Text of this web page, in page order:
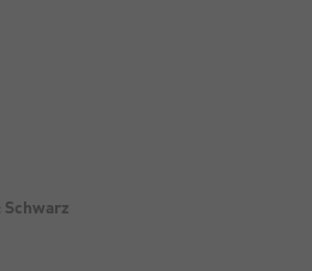
Schwarz